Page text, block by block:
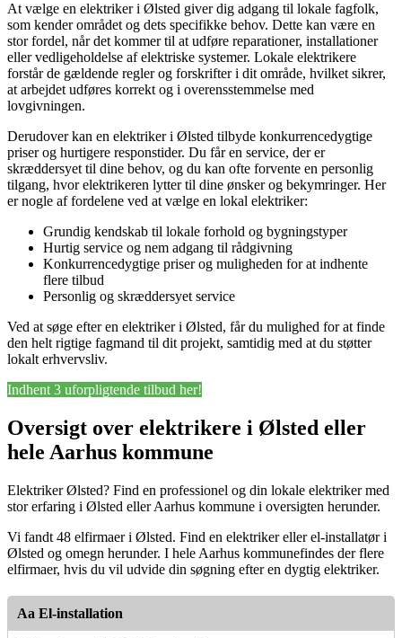
At vælge en elektriker i Ølsted giver dig adgang til lokale fagfolk,
som kender området og dets specifikke behov. Dette kan være en
stor fordel, når det kommer til at udføre reparationer, installationer
eller vedligeholdelse af elektriske systemer. Lokale elektrikere
forstår de gældende regler og forskrifter i dit område, hvilket sikrer,
at arbejdet udføres korrekt og i overensstemmelse med
lovgivningen.
Derudover kan en elektriker i Ølsted tilbyde konkurrencedygtige
priser og hurtigere responstider. Du får en service, der er
skræddersyet til dine behov, og du kan ofte forvente en personlig
tilgang, hvor elektrikeren lytter til dine ønsker og bekymringer. Her
er nogle af fordelene ved at vælge en lokal elektriker:
Grundig kendskab til lokale forhold og bygningstyper
Hurtig service og nem adgang til rådgivning
Konkurrencedygtige priser og muligheden for at indhente
flere tilbud
Personlig og skræddersyet service
Ved at søge efter en elektriker i Ølsted, får du mulighed for at finde
den helt rigtige fagmand til dit projekt, samtidig med at du støtter
lokalt erhvervsliv.
Indhent 3 uforpligtende tilbud her!
Oversigt over elektrikere i Ølsted eller
hele Aarhus kommune
Elektriker Ølsted? Find en professionel og din lokale elektriker med
stor erfaring i Ølsted eller Aarhus kommune i oversigten herunder.
Vi fandt 48 elfirmaer i Ølsted. Find en elektriker eller el-installatør i
Ølsted og omegn herunder. I hele Aarhus kommunefindes der flere
elfirmaer, hvis du vil udvide din søgning efter en dygtig elektriker.
Aa El-installation